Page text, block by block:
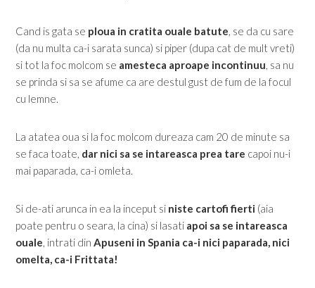
Cand is gata se ploua in cratita ouale batute , se da cu sare
(da nu multa ca-i sarata sunca) si piper (dupa cat de mult vreti)
si tot la foc molcom se amesteca aproape incontinuu , sa nu
se prinda si sa se afume ca are destul gust de fum de la focul
cu lemne.
La atatea oua si la foc molcom dureaza cam 20 de minute sa
se faca toate, dar nici sa se intareasca prea tare capoi nu-i
mai paparada, ca-i omleta.
Si de-ati arunca in ea la inceput si niste cartofi fierti (aia
poate pentru o seara, la cina) si lasati apoi sa se intareasca
ouale , intrati din Apuseni in Spania ca-i nici paparada, nici
omelta, ca-i Frittata!